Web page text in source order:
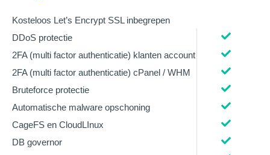
Kosteloos Let’s Encrypt SSL inbegrepen
DDoS protectie
2FA (multi factor authenticatie) klanten account
2FA (multi factor authenticatie) cPanel / WHM
Bruteforce protectie
Automatische malware opschoning
CageFS en CloudLInux
DB governor